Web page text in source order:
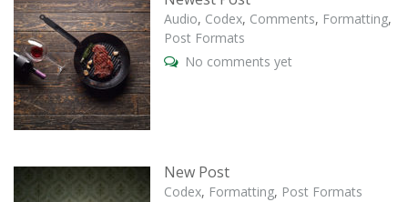
Audio, Codex, Comments, Formatting,
Post Formats
No comments yet
New Post
Codex, Formatting, Post Formats